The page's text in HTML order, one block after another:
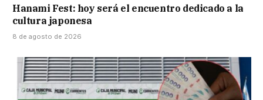
Hanami Fest: hoy será el encuentro dedicado a la
cultura japonesa
8 de agosto de 2026